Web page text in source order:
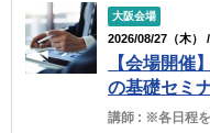
大阪会場
2026/08/27（木）
【会場開催
の基礎セミ
講師 : ※各日程